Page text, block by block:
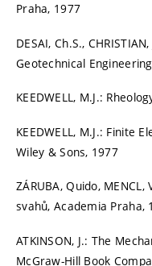
Praha, 1977
DESAI, Ch.S.,
Geotechnical
KEEDWELL, M.J.:
KEEDWELL, M.J.: Finite
Wiley & Sons, 1977
ZÁRUBA, Quido,
svahů, Academia Praha,
ATKINSON, J.: The
McGraw-Hill Book